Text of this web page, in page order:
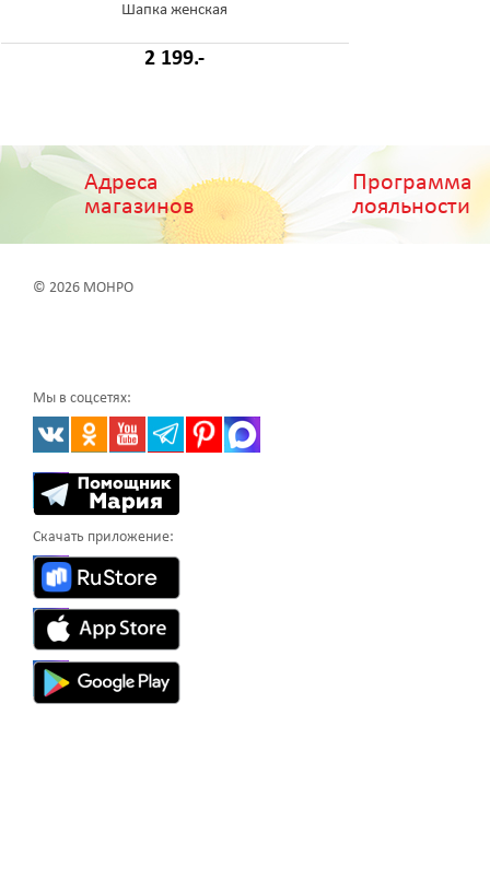
Шапка женская
2 199.-
Адреса
магазинов
Программа
лояльности
© 2026 МОНРО
Мы в соцсетях:
Скачать приложение: